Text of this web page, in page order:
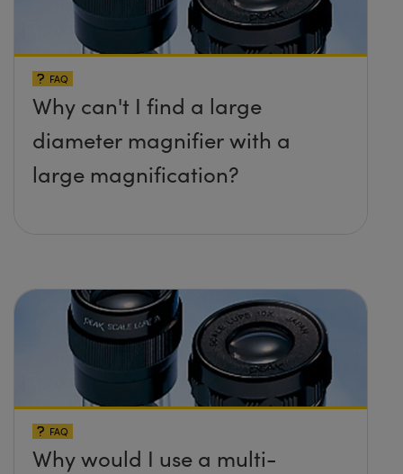
FAQ
Why can't I find a large
diameter magnifier with a
large magnification?
FAQ
Why would I use a multi-